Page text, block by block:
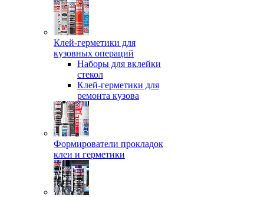
Клей-герметики для
кузовных операций
Наборы для вклейки
стекол
Клей-герметики для
ремонта кузова
Формирователи прокладок
клеи и герметики